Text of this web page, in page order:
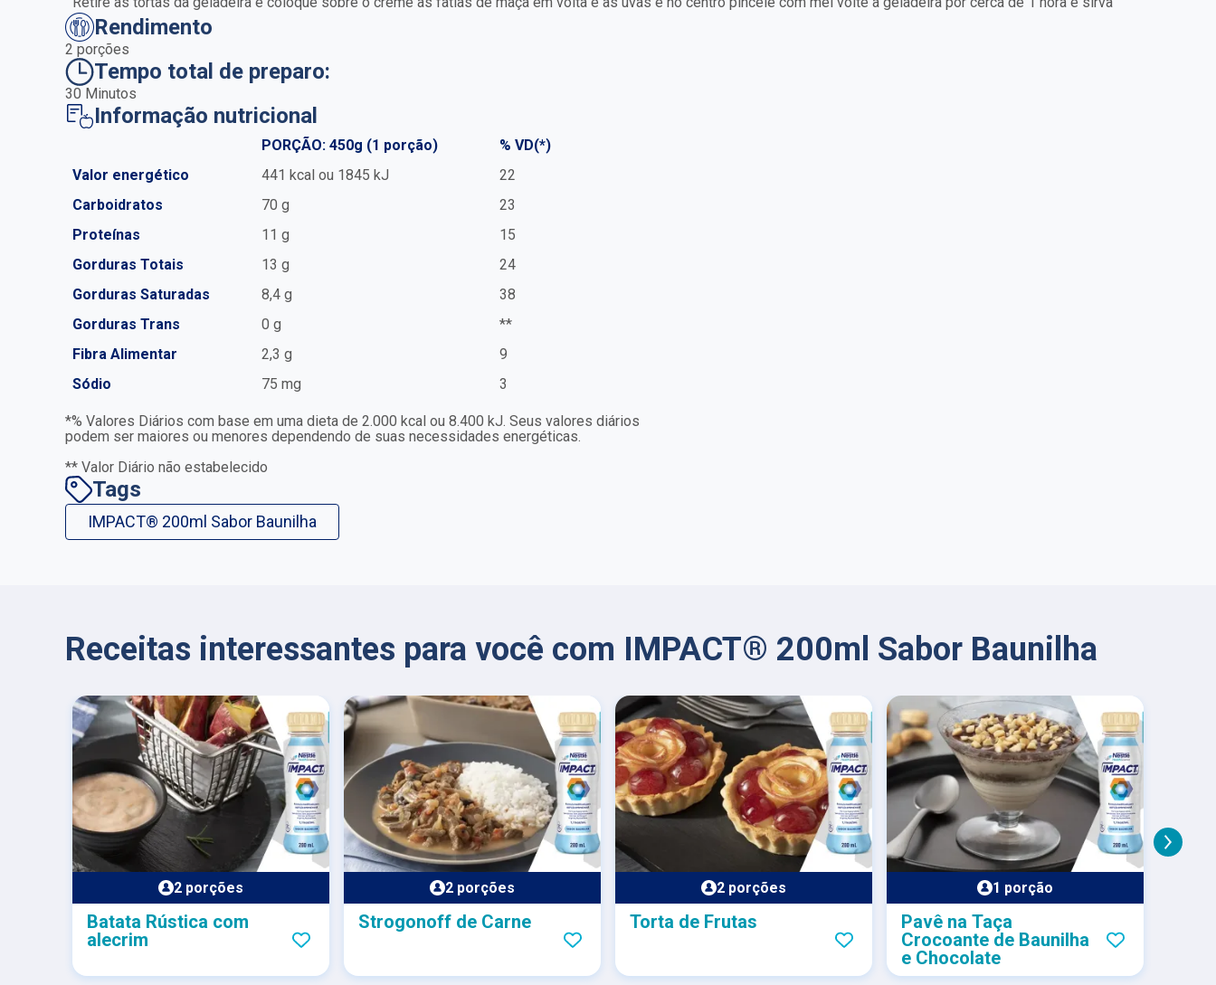
Rendimento
2 porções
Tempo total de preparo:
30 Minutos
Informação nutricional
PORÇÃO: 450g (1 porção)
% VD(*)
Valor energético
441 kcal ou 1845 kJ
22
Carboidratos
70 g
23
Proteínas
11 g
15
Gorduras Totais
13 g
24
Gorduras Saturadas
8,4 g
38
Gorduras Trans
0 g
**
Fibra Alimentar
2,3 g
9
Sódio
75 mg 3
*% Valores Diários com base em uma dieta de 2.000 kcal ou 8.400 kJ. Seus valores diários
podem ser maiores ou menores dependendo de suas necessidades energéticas.
** Valor Diário não estabelecido
Tags
IMPACT® 200ml Sabor Baunilha
Receitas interessantes para você com IMPACT® 200ml Sabor Baunilha
2 porções
Batata Rústica com
alecrim
2 porções
Strogonoff de Carne
2 porções
Torta de Frutas
1 porção
Pavê na Taça
Crocoante de Baunilha
e Chocolate